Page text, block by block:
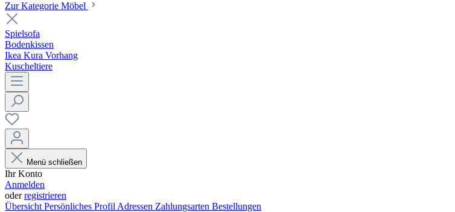
Zur Kategorie Möbel
Spielsofa
Bodenkissen
Ikea Kura Vorhang
Kuscheltiere
Menü schließen
Ihr Konto
Anmelden
oderregistrieren
Übersicht Persönliches Profil Adressen Zahlungsarten Bestellungen